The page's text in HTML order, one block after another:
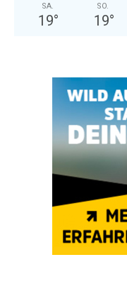
SA.
19°
SO.
19°